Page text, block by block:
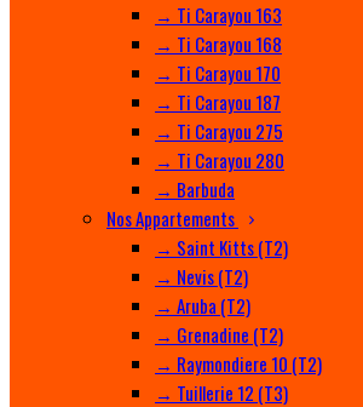
→ Ti Carayou 163
→ Ti Carayou 168
→ Ti Carayou 170
→ Ti Carayou 187
→ Ti Carayou 275
→ Ti Carayou 280
→ Barbuda
Nos Appartements
→ Saint Kitts (T2)
→ Nevis (T2)
→ Aruba (T2)
→ Grenadine (T2)
→ Raymondiere 10 (T2)
→ Tuillerie 12 (T3)